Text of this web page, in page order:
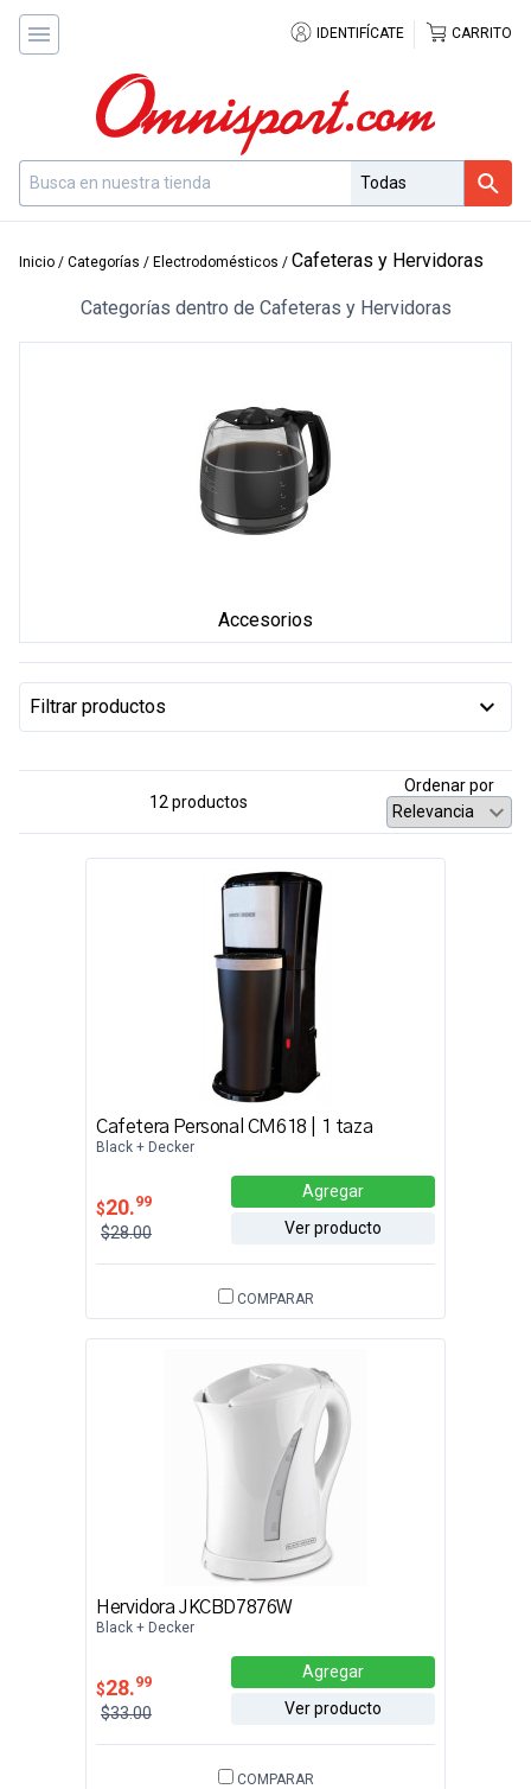
IDENTIFÍCATE CARRITO
Inicio / Categorías / Electrodomésticos / Cafeteras y Hervidoras
Categorías dentro de Cafeteras y Hervidoras
Accesorios
Filtrar productos
12 productos
Ordenar por
Cafetera Personal CM618 | 1 taza
Black + Decker
$20.99
$28.00
Agregar
Ver producto
COMPARAR
Hervidora JKCBD7876W
Black + Decker
$28.99
$33.00
Agregar
Ver producto
COMPARAR